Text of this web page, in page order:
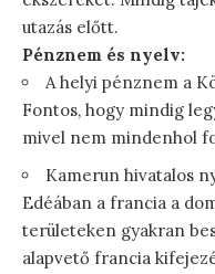
utazás előtt.
Pénznem és nyelv:
A helyi pénznem a
Fontos, hogy mindig
mivel nem mindenhol
Kamerun hivatalos
Edéában a francia a
területeken gyakran
alapvető francia